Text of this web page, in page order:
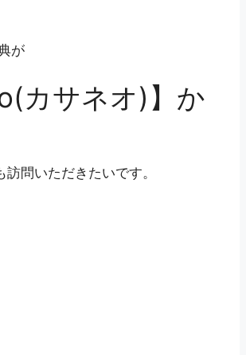
が
カサネオ)】か
問いただきたいです。